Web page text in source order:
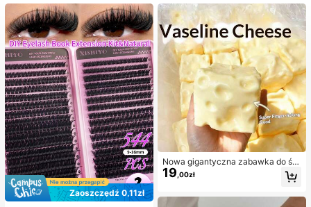
Zaoszczędź 0,11zł
Nowa gigantyczna zabawka do ści
skania w kształcie sera z nadzienie
m, kwadratowa piłka serowa do ści
a, powolne odbijanie, obudowa z T
19,00zł